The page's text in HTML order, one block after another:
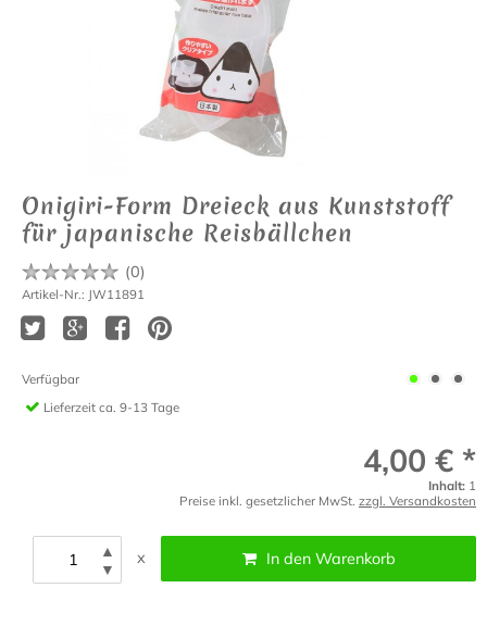
Onigiri-Form Dreieck aus Kunststoff
für japanische Reisbällchen
(0)
Artikel-Nr.: JW11891
Verfügbar
Lieferzeit ca. 9-13 Tage
4,00 € *
Inhalt: 1
Preise inkl. gesetzlicher MwSt. zzgl. Versandkosten
▲
▼
x In den Warenkorb